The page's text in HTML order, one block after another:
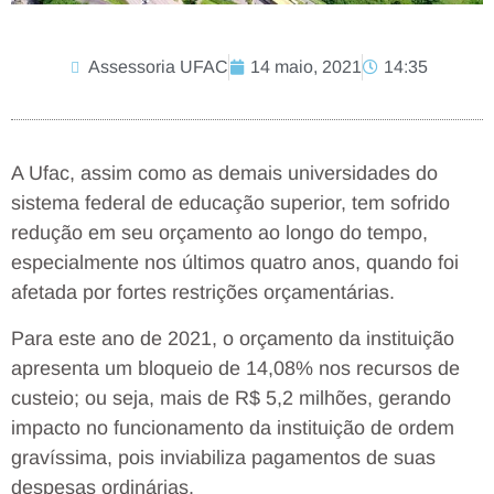
Assessoria UFAC 14 maio, 2021 14:35
A Ufac, assim como as demais universidades do
sistema federal de educação superior, tem sofrido
redução em seu orçamento ao longo do tempo,
especialmente nos últimos quatro anos, quando foi
afetada por fortes restrições orçamentárias.
Para este ano de 2021, o orçamento da instituição
apresenta um bloqueio de 14,08% nos recursos de
custeio; ou seja, mais de R$ 5,2 milhões, gerando
impacto no funcionamento da instituição de ordem
gravíssima, pois inviabiliza pagamentos de suas
despesas ordinárias.